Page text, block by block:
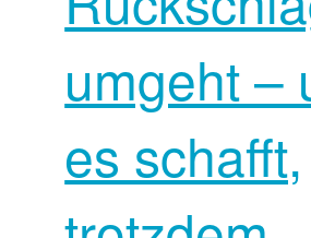
umgeht –
es schafft,